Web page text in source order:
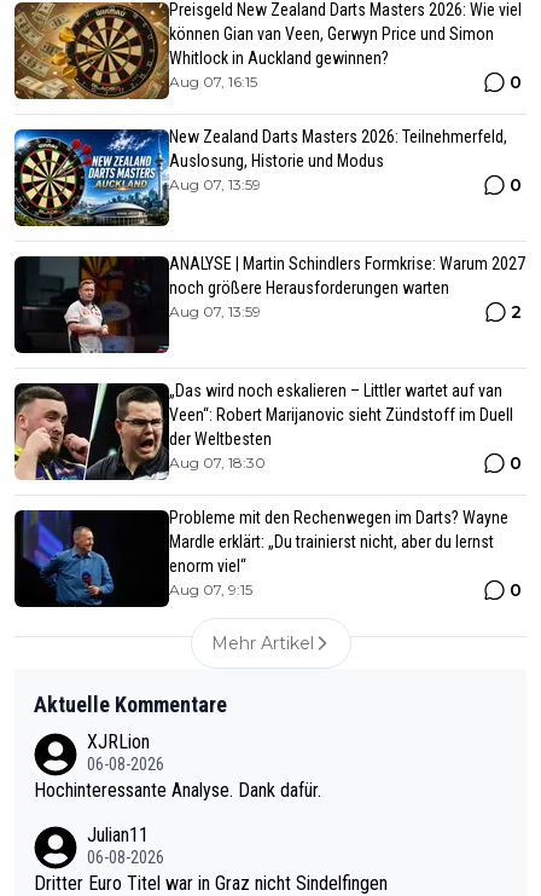
Preisgeld New Zealand Darts Masters 2026: Wie viel
können Gian van Veen, Gerwyn Price und Simon
Whitlock in Auckland gewinnen?
Aug 07, 16:15 0
New Zealand Darts Masters 2026: Teilnehmerfeld,
Auslosung, Historie und Modus
Aug 07, 13:59 0
ANALYSE | Martin Schindlers Formkrise: Warum 2027
noch größere Herausforderungen warten
Aug 07, 13:59 2
„Das wird noch eskalieren – Littler wartet auf van
Veen“: Robert Marijanovic sieht Zündstoff im Duell
der Weltbesten
Aug 07, 18:30 0
Probleme mit den Rechenwegen im Darts? Wayne
Mardle erklärt: „Du trainierst nicht, aber du lernst
enorm viel“
Aug 07, 9:15 0
Mehr Artikel
Aktuelle Kommentare
XJRLion
06-08-2026
Hochinteressante Analyse. Dank dafür.
Julian11
06-08-2026
Dritter Euro Titel war in Graz nicht Sindelfingen